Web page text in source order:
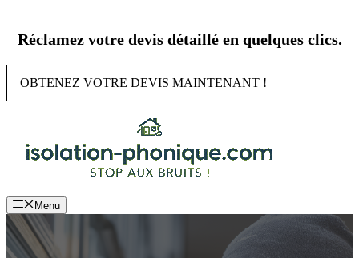
contenu
Réclamez votre devis détaillé en quelques clics.
OBTENEZ VOTRE DEVIS MAINTENANT !
Menu